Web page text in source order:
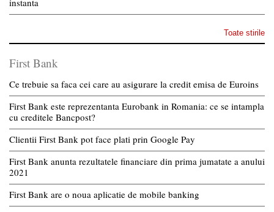
instanta
Toate stirile
First Bank
Ce trebuie sa faca cei care au asigurare la credit emisa de Euroins
First Bank este reprezentanta Eurobank in Romania: ce se intampla
cu creditele Bancpost?
Clientii First Bank pot face plati prin Google Pay
First Bank anunta rezultatele financiare din prima jumatate a anului
2021
First Bank are o noua aplicatie de mobile banking